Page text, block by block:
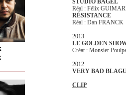
STUDIO BAGEL
Réal : Félix
RÉSISTANCE
Réal : Dan FRANCK
2013
LE GOLDEN
Créat : Monsier
2012
VERY BAD
CLIP